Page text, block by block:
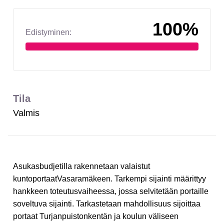
Edistyminen: 100%
Tila
Valmis
Asukasbudjetilla rakennetaan valaistut
kuntoportaatVasaramäkeen. Tarkempi sijainti määrittyy
hankkeen toteutusvaiheessa, jossa selvitetään portaille
soveltuva sijainti. Tarkastetaan mahdollisuus sijoittaa
portaat Turjanpuistonkentän ja koulun väliseen